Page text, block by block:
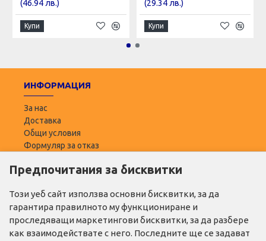
(46.94 лв.)
Купи
(29.34 лв.)
Купи
ИНФОРМАЦИЯ
За нас
Доставка
Общи условия
Формуляр за отказ
ПОТРЕБИТЕЛ
Моят профил
ПОЛЕЗНО
Предпочитания за бисквитки
Този уеб сайт използва основни бисквитки, за да
гарантира правилното му функциониране и
проследяващи маркетингови бисквитки, за да разбере
как взаимодействате с него. Последните ще се задават